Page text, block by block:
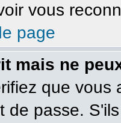
vous
page
mais ne
que
de passe.